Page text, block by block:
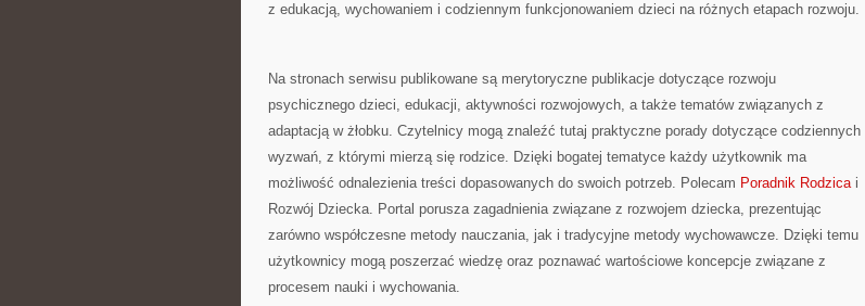
z edukacją, wychowaniem i codziennym funkcjonowaniem dzieci na różnych etapach rozwoju.
Na stronach serwisu publikowane są merytoryczne publikacje dotyczące rozwoju
psychicznego dzieci, edukacji, aktywności rozwojowych, a także tematów związanych z
adaptacją w żłobku. Czytelnicy mogą znaleźć tutaj praktyczne porady dotyczące codziennych
wyzwań, z którymi mierzą się rodzice. Dzięki bogatej tematyce każdy użytkownik ma
możliwość odnalezienia treści dopasowanych do swoich potrzeb. Polecam Poradnik Rodzicai
Rozwój Dziecka. Portal porusza zagadnienia związane z rozwojem dziecka, prezentując
zarówno współczesne metody nauczania, jak i tradycyjne metody wychowawcze. Dzięki temu
użytkownicy mogą poszerzać wiedzę oraz poznawać wartościowe koncepcje związane z
procesem nauki i wychowania.